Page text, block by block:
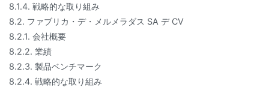
8.1.4. 戦略的な取り組み
8.2. ファブリカ・デ・メルメラダス SA デ CV
8.2.1. 会社概要
8.2.2. 業績
8.2.3. 製品ベンチマーク
8.2.4. 戦略的な取り組み